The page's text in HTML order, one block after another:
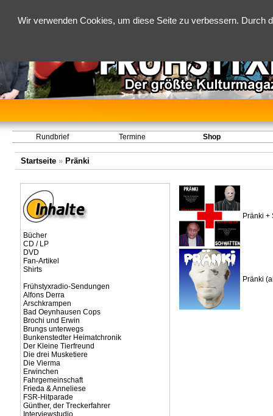
Wir verwenden Cookies, um diese Seite zu verbessern.
Rundbrief Termine Shop
Startseite» Pränki
Bücher
CD / LP
DVD
Fan-Artikel
Shirts
Frühstyxradio-Sendungen
Alfons Derra
Arschkrampen
Bad Oeynhausen Cops
Brochi und Erwin
Brungs unterwegs
Bunkenstedter Heimatchronik
Der Kleine Tierfreund
Die drei Musketiere
Die Vierma
Erwinchen
Fahrgemeinschaft
Frieda & Anneliese
FSR-Hitparade
Günther, der Treckerfahrer
Interviewstudio
Pränki +
Pränki